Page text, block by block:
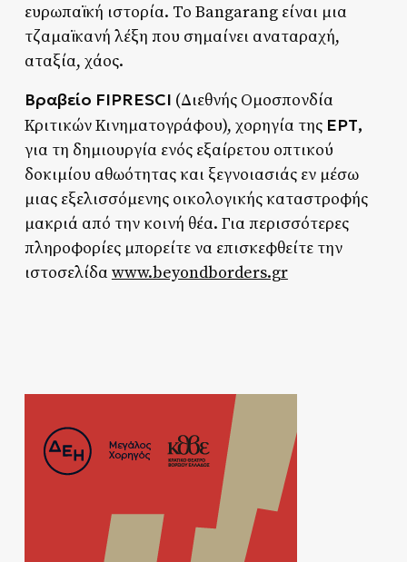
ευρωπαϊκή ιστορία. Το Bangarang είναι μια
τζαμαϊκανή λέξη που σημαίνει αναταραχή,
αταξία, χάος.
Βραβείο FIPRESCI (Διεθνής Ομοσπονδία
Κριτικών Κινηματογράφου), χορηγία της ΕΡΤ,
για τη δημιουργία ενός εξαίρετου οπτικού
δοκιμίου αθωότητας και ξεγνοιασιάς εν μέσω
μιας εξελισσόμενης οικολογικής καταστροφής
μακριά από την κοινή θέα. Για περισσότερες
πληροφορίες μπορείτε να επισκεφθείτε την
ιστοσελίδα www.beyondborders.gr